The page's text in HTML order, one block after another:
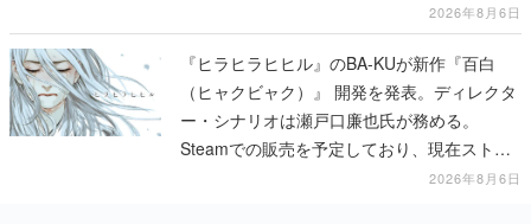
2026年8月6日
『ヒラヒラヒヒル』のBA-KUが新作『百白
（ヒャクビャク）』 開発を発表。ディレクタ
ー・シナリオは瀬戸口廉也氏が務める。
Steamでの販売を予定しており、現在ストア
2026年8月6日